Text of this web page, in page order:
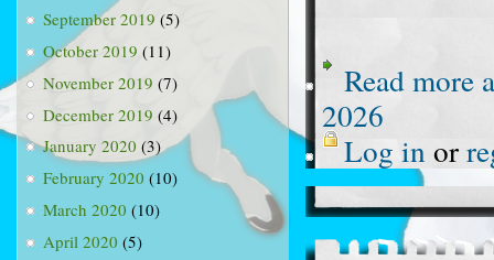
September 2019 (5)
October 2019 (11)
November 2019 (7)
December 2019 (4)
January 2020 (3)
February 2020 (10)
March 2020 (10)
April 2020 (5)
Read more
2026
Log in or